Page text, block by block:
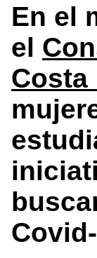
En el
el
Costa